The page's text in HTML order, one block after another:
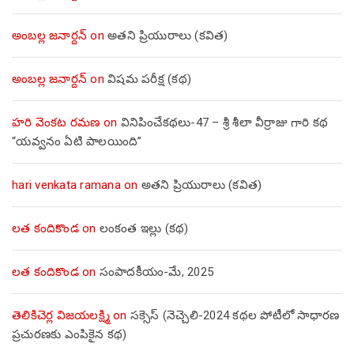
అంబల్ల జనార్దన్ on అతని ప్రియురాలు (కవిత)
అంబల్ల జనార్దన్ on విషమ పరీక్ష (క‌థ‌)
హరి వెంకట రమణ on వినిపించేకథలు-47 – శ్రీ శీలా వీర్రాజు గారి కథ
“యవ్వనం ఏటి పాలయింది”
hari venkata ramanaon అతని ప్రియురాలు (కవిత)
లత కందికొండon లంకంత ఇల్లు (కథ)
లత కందికొండon సంపాదకీయం-మే, 2025
తెలికిచెర్ల విజయలక్ష్మిon సక్సెస్ (నెచ్చెలి-2024 కథల పోటీలో సాధారణ
ప్రచురణకు ఎంపికైన కథ)